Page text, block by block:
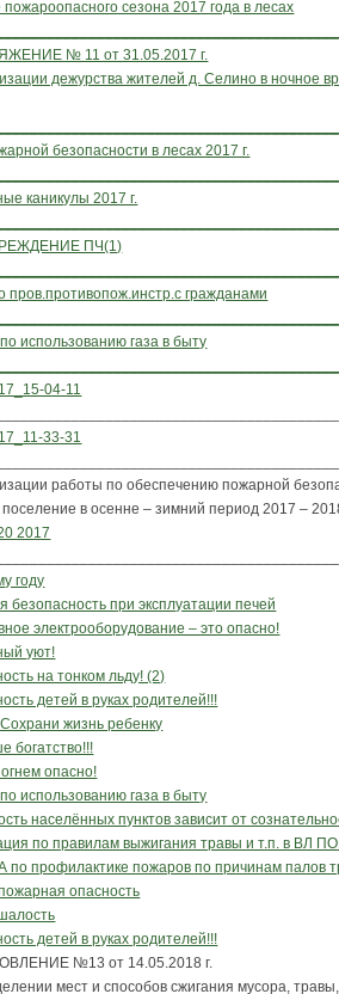
сезона 2017 года в лесах
№ 11 от 31.05.2017 г.
дежурства жителей д. Селино в ночное
безопасности в лесах 2017 г.
каникулы 2017 г.
ПЧ(1)
пров.противопож.инстр.с гражданами
использованию газа в быту
04-11
33-31
работы по обеспечению пожарной
поселение в осенне – зимний период 2017 –
2017
году
безопасность при эксплуатации печей
электрооборудование – это опасно!
уют!
на тонком льду! (2)
детей в руках родителей!!!
жизнь ребенку
богатство!!!
опасно!
использованию газа в быту
населённых пунктов зависит от
по правилам выжигания травы и т.п. в ВЛ
профилактике пожаров по причинам палов
опасность
детей в руках родителей!!!
№13 от 14.05.2018 г.
мест и способов сжигания мусора,